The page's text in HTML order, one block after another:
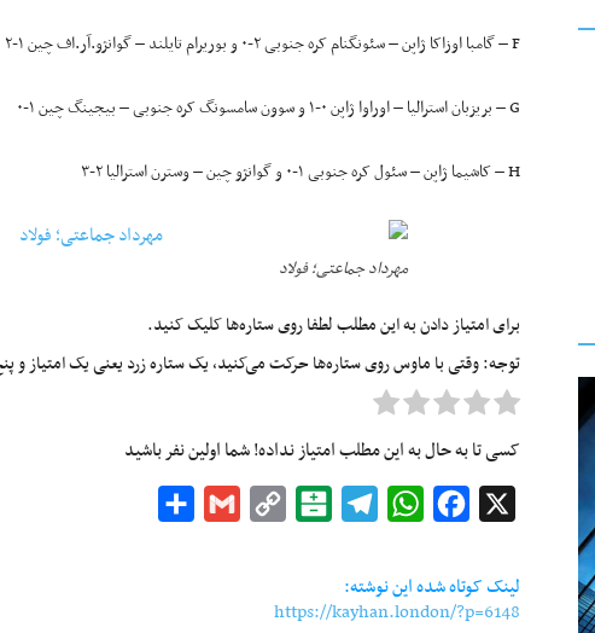
F – گامبا اوزاکا ژاپن – سئونگنام کره جنوبی ۲-۰ و بوریرام تایلند – گوانژو.آر.اف چین ۱-۲
G – بریزبان استرالیا – اوراوا ژاپن ۰-۱ و سوون سامسونگ کره جنوبی – بیجینگ چین ۱-۰
H – کاشیما ژاپن – سئول کره جنوبی ۱-۰ و گوانژو چین – وسترن استرالیا ۲-۳
مهرداد جماعتی؛ فولاد
برای امتیاز دادن به این مطلب لطفا روی ستاره‌ها کلیک کنید.
توجه: وقتی با ماوس روی ستاره‌ها حرکت می‌کنید، یک ستاره زرد یعنی یک امتیاز و
کسی تا به حال به این مطلب امتیاز نداده! شما اولین نفر باشید
Facebook
WhatsApp
Telegram
Balatarin
Copy
Gmail
لینک کوتاه شده این نوشته:
https://kayhan.london/?p=6148